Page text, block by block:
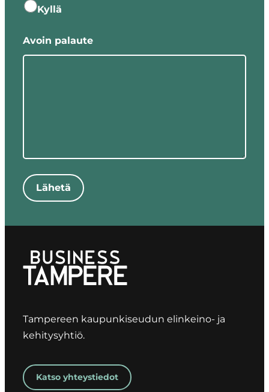
Kyllä
Avoin palaute
Lähetä
Tampereen kaupunkiseudun elinkeino- ja
kehitysyhtiö.
Katso yhteystiedot